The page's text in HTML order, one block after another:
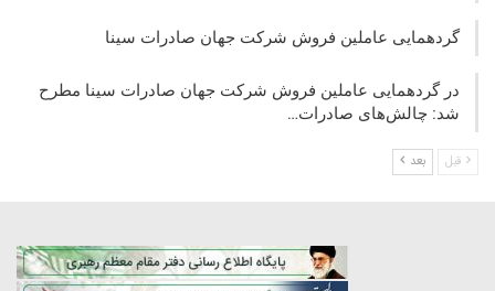
گردهمایی عاملین فروش شرکت جهان صادرات سینا
در گردهمایی عاملین فروش شرکت جهان صادرات سینا مطرح
شد: چالش‌های صادرات…
قبل بعد